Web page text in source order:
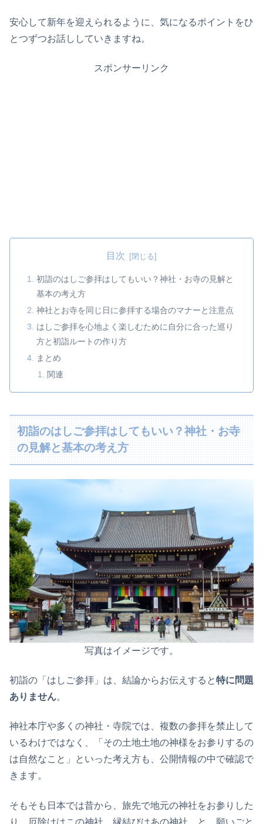
安心して新年を迎えられるように、気になるポイントをひ
とつずつお話ししていきますね。
スポンサーリンク
目次
初詣のはしご参拝はしてもいい？神社・お寺の見解と
基本の考え方
神社とお寺を同じ日に参拝する場合のマナーと注意点
はしご参拝を心地よく楽しむために自分に合った巡り
方と初詣ルートの作り方
まとめ
関連
初詣のはしご参拝はしてもいい？神社・お寺
の見解と基本の考え方
写真はイメージです。
初詣の「はしご参拝」は、結論からお伝えすると特に問題
ありません。
神社本庁や多くの神社・寺院では、複数の参拝を禁止して
いるわけではなく、「その土地土地の神様をお参りするの
は自然なこと」といった考え方も、公開情報の中で確認で
きます。
そもそも日本では昔から、旅先で地元の神社をお参りした
り、厄除けはこの神社、縁結びはあの神社…と、願いごと